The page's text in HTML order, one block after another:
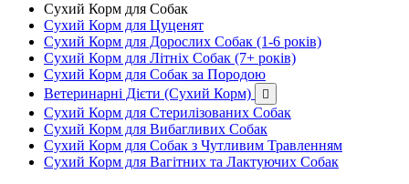
Сухий Корм для Собак
Сухий Корм для Цуценят
Сухий Корм для Дорослих Собак (1-6 років)
Сухий Корм для Літніх Собак (7+ років)
Сухий Корм для Собак за Породою
Ветеринарні Дієти (Сухий Корм)

Сухий Корм для Стерилізованих Собак
Сухий Корм для Вибагливих Собак
Сухий Корм для Собак з Чутливим Травленням
Сухий Корм для Вагітних та Лактуючих Собак